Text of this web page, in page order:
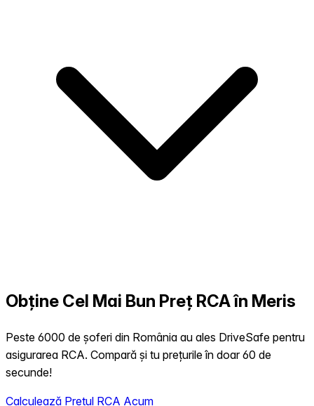
Obține Cel Mai Bun Preț RCA în Meris
Peste 6000 de șoferi din România au ales DriveSafe pentru
asigurarea RCA. Compară și tu prețurile în doar 60 de
secunde!
Calculează Prețul RCA Acum